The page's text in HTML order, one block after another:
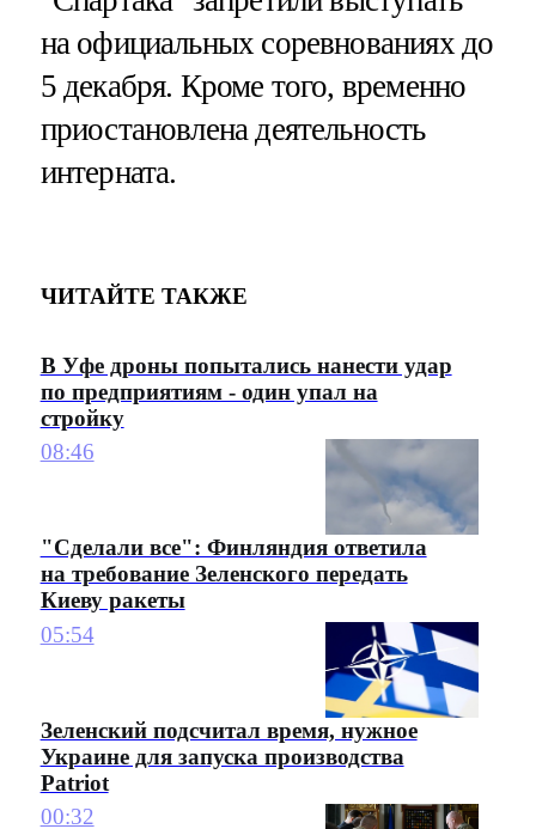
на официальных соревнованиях до
5 декабря. Кроме того, временно
приостановлена деятельность
интерната.
ЧИТАЙТЕ ТАКЖЕ
В Уфе дроны попытались нанести удар
по предприятиям - один упал на
стройку
08:46
"Сделали все": Финляндия ответила
на требование Зеленского передать
Киеву ракеты
05:54
Зеленский подсчитал время, нужное
Украине для запуска производства
Patriot
00:32